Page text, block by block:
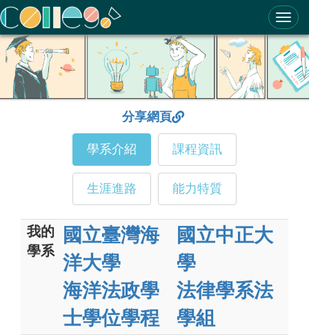
ColleGo! 大學選才與高中育才輔助系統
分享網頁
學系介紹 課程資訊
生涯進路 能力特質
我的
學系
國立臺灣海
洋大學
海洋法政學
士學位學程
國立中正大
學
法律學系法
學組